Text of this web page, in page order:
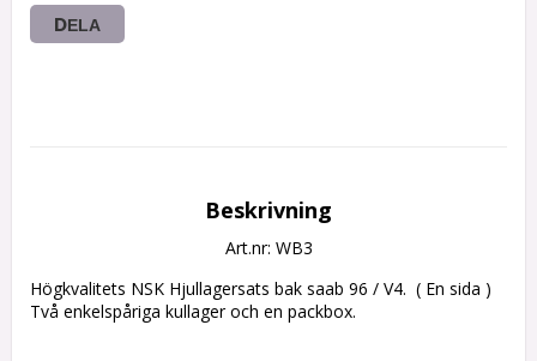
DELA
Beskrivning
Art.nr: WB3
Högkvalitets NSK Hjullagersats bak saab 96 / V4.  ( En sida )
Två enkelspåriga kullager och en packbox.